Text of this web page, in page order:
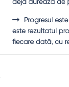
Progresul
este rezultatul
fiecare dată, cu